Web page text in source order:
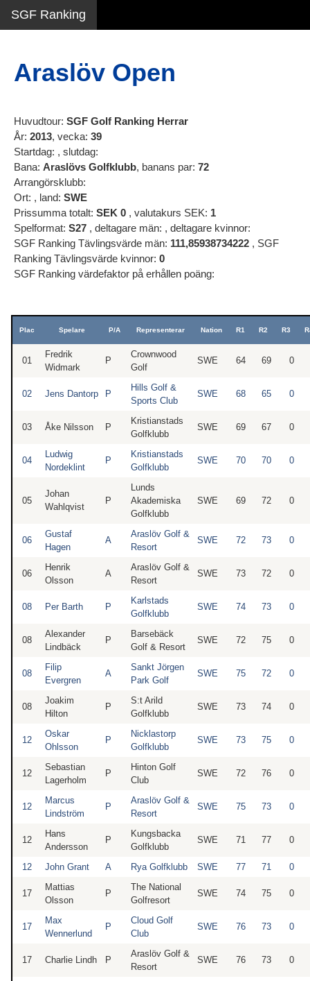
SGF Ranking
Araslöv Open
Huvudtour: SGF Golf Ranking Herrar
År: 2013, vecka: 39
Startdag: , slutdag:
Bana: Araslövs Golfklubb, banans par: 72
Arrangörsklubb:
Ort: , land: SWE
Prissumma totalt: SEK 0 , valutakurs SEK: 1
Spelformat: S27 , deltagare män: , deltagare kvinnor:
SGF Ranking Tävlingsvärde män: 111,85938734222 , SGF
Ranking Tävlingsvärde kvinnor: 0
SGF Ranking värdefaktor på erhållen poäng:
Plac Spelare P/A Representerar Nation R1 R2 R3
01
Fredrik
Widmark
P
Crownwood
Golf
SWE 64 69 0
02 Jens Dantorp P
Hills Golf &
Sports Club
SWE 68 65 0
03 Åke Nilsson P
Kristianstads
Golfklubb
SWE 69 67 0
04
Ludwig
Nordeklint
P
Kristianstads
Golfklubb
SWE 70 70 0
05
Johan
Wahlqvist
P
Lunds
Akademiska
Golfklubb
SWE 69 72 0
06
Gustaf
Hagen
A
Araslöv Golf &
Resort
SWE 72 73 0
06
Henrik
Olsson
A
Araslöv Golf &
Resort
SWE 73 72 0
08 Per Barth P
Karlstads
Golfklubb
SWE 74 73 0
08
Alexander
Lindbäck
P
Barsebäck
Golf & Resort
SWE 72 75 0
08
Filip
Evergren
A
Sankt Jörgen
Park Golf
SWE 75 72 0
08
Joakim
Hilton
P
S:t Arild
Golfklubb
SWE 73 74 0
12
Oskar
Ohlsson
P
Nicklastorp
Golfklubb
SWE 73 75 0
12
Sebastian
Lagerholm
P
Hinton Golf
Club
SWE 72 76 0
12
Marcus
Lindström
P
Araslöv Golf &
Resort
SWE 75 73 0
12
Hans
Andersson
P
Kungsbacka
Golfklubb
SWE 71 77 0
12 John Grant A Rya Golfklubb SWE 77 71 0
17
Mattias
Olsson
P
The National
Golfresort
SWE 74 75 0
17
Max
Wennerlund
P
Cloud Golf
Club
SWE 76 73 0
17 Charlie Lindh P
Araslöv Golf &
Resort
SWE 76 73 0